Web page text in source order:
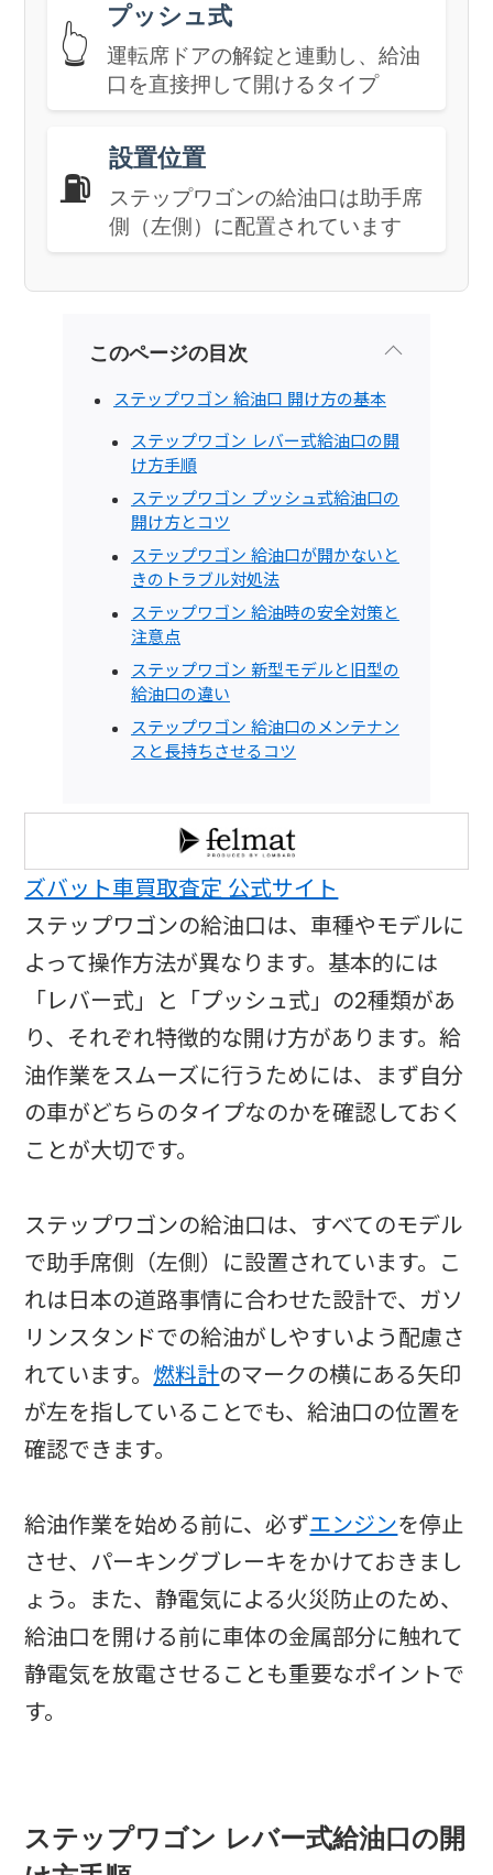
👆
プッシュ式
運転席ドアの解錠と連動し、給油
口を直接押して開けるタイプ
⛽
設置位置
ステップワゴンの給油口は助手席
側（左側）に配置されています
このページの目次
ステップワゴン 給油口 開け方の基本
ステップワゴン レバー式給油口の開
け方手順
ステップワゴン プッシュ式給油口の
開け方とコツ
ステップワゴン 給油口が開かないと
きのトラブル対処法
ステップワゴン 給油時の安全対策と
注意点
ステップワゴン 新型モデルと旧型の
給油口の違い
ステップワゴン 給油口のメンテナン
スと長持ちさせるコツ
ズバット車買取査定 公式サイト
ステップワゴンの給油口は、車種やモデルに
よって操作方法が異なります。基本的には
「レバー式」と「プッシュ式」の2種類があ
り、それぞれ特徴的な開け方があります。給
油作業をスムーズに行うためには、まず自分
の車がどちらのタイプなのかを確認しておく
ことが大切です。
ステップワゴンの給油口は、すべてのモデル
で助手席側（左側）に設置されています。こ
れは日本の道路事情に合わせた設計で、ガソ
リンスタンドでの給油がしやすいよう配慮さ
れています。 燃料計のマークの横にある矢印
が左を指していることでも、給油口の位置を
確認できます。
給油作業を始める前に、必ずエンジンを停止
させ、パーキングブレーキをかけておきまし
ょう。また、静電気による火災防止のため、
給油口を開ける前に車体の金属部分に触れて
静電気を放電させることも重要なポイントで
す。
ステップワゴン レバー式給油口の開